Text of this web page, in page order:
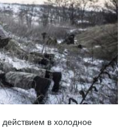
в холодное